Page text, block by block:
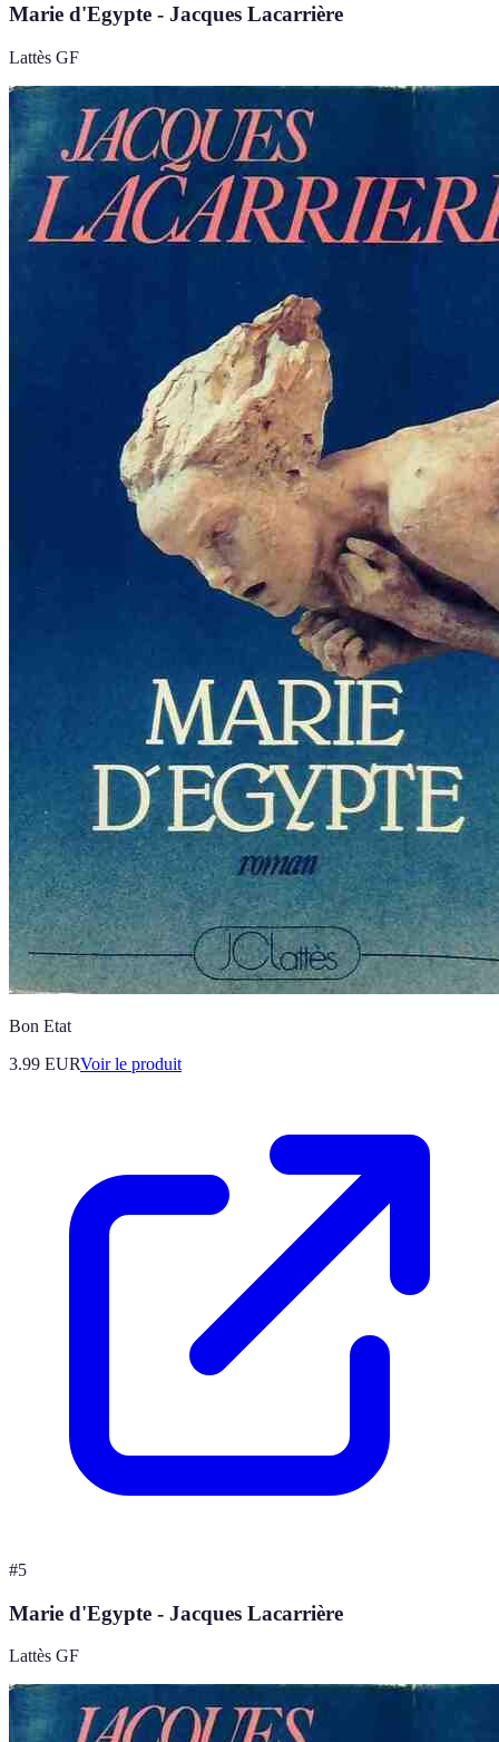
Marie d'Egypte - Jacques Lacarrière
Lattès GF
Bon Etat
3.99 EURVoir le produit
#5
Marie d'Egypte - Jacques Lacarrière
Lattès GF